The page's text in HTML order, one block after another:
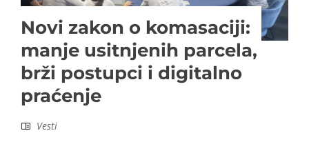
Novi zakon o komasaciji:
manje usitnjenih parcela,
brži postupci i digitalno
praćenje
Vesti